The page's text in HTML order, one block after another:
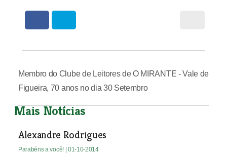
Membro do Clube de Leitores de O MIRANTE - Vale de
Figueira, 70 anos no dia 30 Setembro
Mais Notícias
Alexandre Rodrigues
Parabéns a você! | 01-10-2014